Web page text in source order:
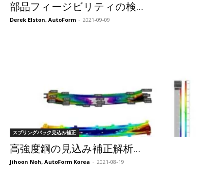
部品フィージビリティの検...
Derek Elston, AutoForm - 2021-09-09
スプリングバック見込み補正
高強度鋼の見込み補正解析...
Jihoon Noh, AutoForm Korea - 2021-08-19